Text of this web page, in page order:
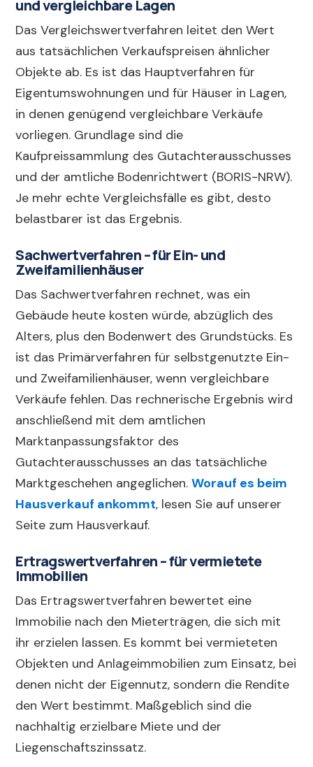
und vergleichbare Lagen
Das Vergleichswertverfahren leitet den Wert
aus tatsächlichen Verkaufspreisen ähnlicher
Objekte ab. Es ist das Hauptverfahren für
Eigentumswohnungen und für Häuser in Lagen,
in denen genügend vergleichbare Verkäufe
vorliegen. Grundlage sind die
Kaufpreissammlung des Gutachterausschusses
und der amtliche Bodenrichtwert (BORIS-NRW).
Je mehr echte Vergleichsfälle es gibt, desto
belastbarer ist das Ergebnis.
Sachwertverfahren – für Ein- und
Zweifamilienhäuser
Das Sachwertverfahren rechnet, was ein
Gebäude heute kosten würde, abzüglich des
Alters, plus den Bodenwert des Grundstücks. Es
ist das Primärverfahren für selbstgenutzte Ein-
und Zweifamilienhäuser, wenn vergleichbare
Verkäufe fehlen. Das rechnerische Ergebnis wird
anschließend mit dem amtlichen
Marktanpassungsfaktor des
Gutachterausschusses an das tatsächliche
Marktgeschehen angeglichen.Worauf es beim
Hausverkauf ankommt, lesen Sie auf unserer
Seite zum Hausverkauf.
Ertragswertverfahren – für vermietete
Immobilien
Das Ertragswertverfahren bewertet eine
Immobilie nach den Mieterträgen, die sich mit
ihr erzielen lassen. Es kommt bei vermieteten
Objekten und Anlageimmobilien zum Einsatz, bei
denen nicht der Eigennutz, sondern die Rendite
den Wert bestimmt. Maßgeblich sind die
nachhaltig erzielbare Miete und der
Liegenschaftszinssatz.